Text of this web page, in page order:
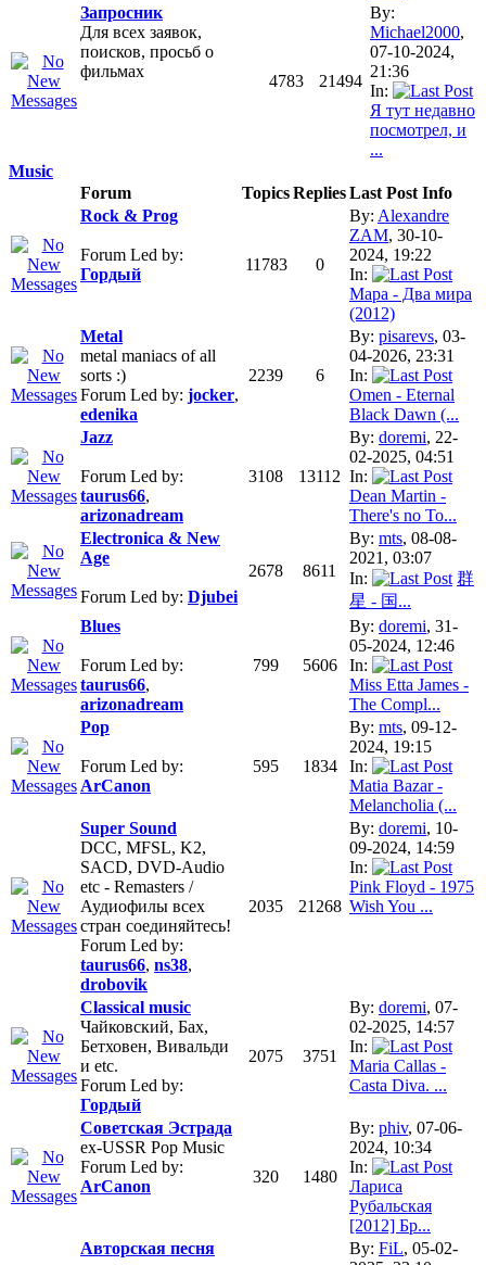
Запросник
Для всех заявок,
поисков, просьб о
фильмах
4783 21494
By:
Michael2000,
07-10-2024,
21:36
In:
Я тут недавно
посмотрел, и
...
Music
Forum
TopicsRepliesLast Post Info
Rock & Prog
Forum Led by:
Гордый
11783 0
By: Alexandre
ZAM, 30-10-
2024, 19:22
In:
Мара - Два мира
(2012)
Metal
metal maniacs of all
sorts :)
Forum Led by: jocker,
edenika
2239 6
By: pisarevs, 03-
04-2026, 23:31
In:
Omen - Eternal
Black Dawn (...
Jazz
Forum Led by:
taurus66,
arizonadream
3108 13112
By: doremi, 22-
02-2025, 04:51
In:
Dean Martin -
There's no To...
Electronica & New
Age
Forum Led by: Djubei
2678 8611
By: mts, 08-08-
2021, 03:07
In:
群
星 - 国...
Blues
Forum Led by:
taurus66,
arizonadream
799 5606
By: doremi, 31-
05-2024, 12:46
In:
Miss Etta James -
The Compl...
Pop
Forum Led by:
ArCanon
595 1834
By: mts, 09-12-
2024, 19:15
In:
Matia Bazar -
Melancholia (...
Super Sound
DCC, MFSL, K2,
SACD, DVD-Audio
etc - Remasters /
Аудиофилы всех
стран соединяйтесь!
Forum Led by:
taurus66, ns38,
drobovik
2035 21268
By: doremi, 10-
09-2024, 14:59
In:
Pink Floyd - 1975
Wish You ...
Classical music
Чайковский, Бах,
Бетховен, Вивальди
и etc.
Forum Led by:
Гордый
2075 3751
By: doremi, 07-
02-2025, 14:57
In:
Maria Callas -
Casta Diva. ...
Советская Эстрада
ex-USSR Pop Music
Forum Led by:
ArCanon
320 1480
By: phiv, 07-06-
2024, 10:34
In:
Лариса
Рубальская
[2012] Бр...
Авторская песня
By: FiL, 05-02-